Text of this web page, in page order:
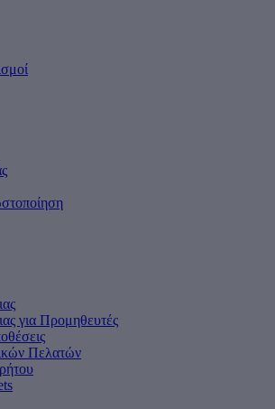
για Προμηθευτές
Πελατών